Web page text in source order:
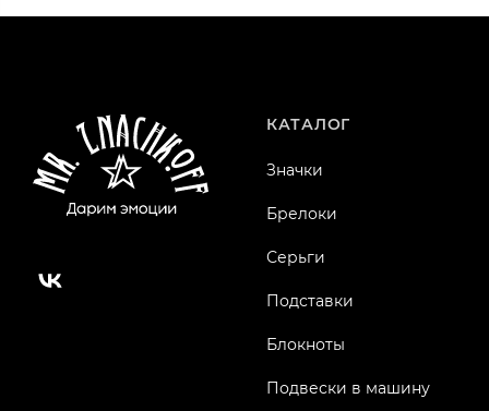
КАТАЛОГ
Значки
Брелоки
Серьги
Подставки
Блокноты
Подвески в машину